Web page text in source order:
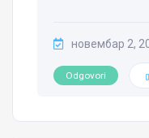
новембар 2,
Odgovori